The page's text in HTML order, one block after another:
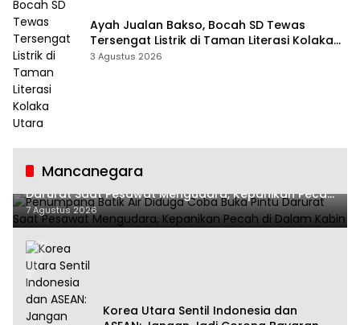
Ayah Jualan Bakso, Bocah SD Tewas
Tersengat Listrik di Taman Literasi Kolaka
Utara
3 Agustus 2026
Mancanegara
Penumpang Batik Air Diduga Coba Buka Pintu
Darurat Saat Pesawat Mengudara, Kepanikan Pecah
di Dalam Kabin
7 Agustus 2026
Korea Utara Sentil Indonesia dan